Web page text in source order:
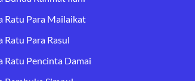
Ratu Para Mailaikat
Ratu Para Rasul
Ratu Pencinta Damai